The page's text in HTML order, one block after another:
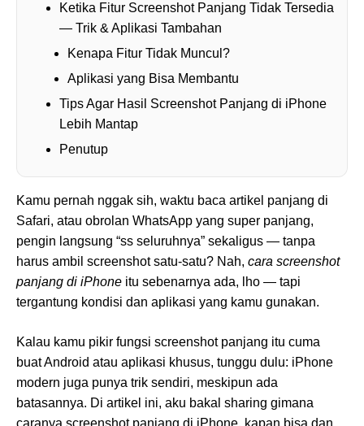
Ketika Fitur Screenshot Panjang Tidak Tersedia
— Trik & Aplikasi Tambahan
Kenapa Fitur Tidak Muncul?
Aplikasi yang Bisa Membantu
Tips Agar Hasil Screenshot Panjang di iPhone
Lebih Mantap
Penutup
Kamu pernah nggak sih, waktu baca artikel panjang di
Safari, atau obrolan WhatsApp yang super panjang,
pengin langsung “ss seluruhnya” sekaligus — tanpa
harus ambil screenshot satu-satu? Nah, cara screenshot
panjang di iPhone itu sebenarnya ada, lho — tapi
tergantung kondisi dan aplikasi yang kamu gunakan.
Kalau kamu pikir fungsi screenshot panjang itu cuma
buat Android atau aplikasi khusus, tunggu dulu: iPhone
modern juga punya trik sendiri, meskipun ada
batasannya. Di artikel ini, aku bakal sharing gimana